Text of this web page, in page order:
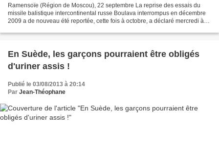
Ramensoïe (Région de Moscou), 22 septembre La reprise des essais du
missile balistique intercontinental russe Boulava interrompus en décembre
2009 a de nouveau été reportée, cette fois à octobre, a déclaré mercredi à
En Suède, les garçons pourraient être obligés
d'uriner assis !
Publié le 03/08/2013 à 20:14
Par Jean-Théophane